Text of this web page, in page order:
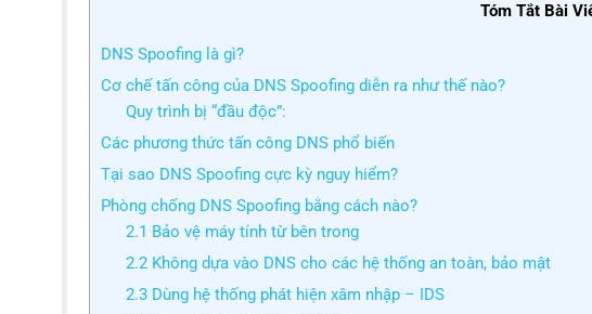
Tóm Tắt Bài
DNS Spoofing là gì?
Cơ chế tấn công của DNS Spoofing diễn ra như thế nào?
Quy trình bị “đầu độc”:
Các phương thức tấn công DNS phổ biến
Tại sao DNS Spoofing cực kỳ nguy hiểm?
Phòng chống DNS Spoofing bằng cách nào?
2.1 Bảo vệ máy tính từ bên trong
2.2 Không dựa vào DNS cho các hệ thống an toàn, bảo mật
2.3 Dùng hệ thống phát hiện xâm nhập – IDS